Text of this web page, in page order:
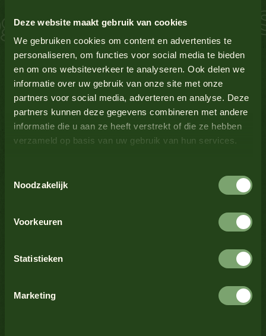
Deze website maakt gebruik van cookies
We gebruiken cookies om content en advertenties te
personaliseren, om functies voor social media te bieden
en om ons websiteverkeer te analyseren. Ook delen we
informatie over uw gebruik van onze site met onze
partners voor social media, adverteren en analyse. Deze
partners kunnen deze gegevens combineren met andere
informatie die u aan ze heeft verstrekt of die ze hebben
verzameld op basis van uw gebruik van hun services.
Noodzakelijk
Voorkeuren
Statistieken
Marketing
Zalm Schnitzel
Glutenbevattende granen
Lupine Nee
Melk Nee
Mosterd
Noten Nee
Schaaldieren Nee
Selderij Nee
Nee
Bekijk alle producten
Bekijk alle producten
Bekijk alle producten